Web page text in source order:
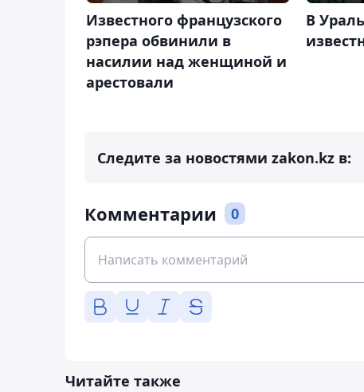
Известного французского
рэпера обвинили в
насилии над женщиной и
арестовали
В
Следите за новостями zakon.kz в:
Комментарии 0
Читайте также